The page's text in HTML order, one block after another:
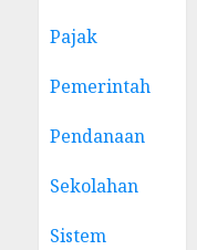
Pajak
Pemerintah
Pendanaan
Sekolahan
Sistem